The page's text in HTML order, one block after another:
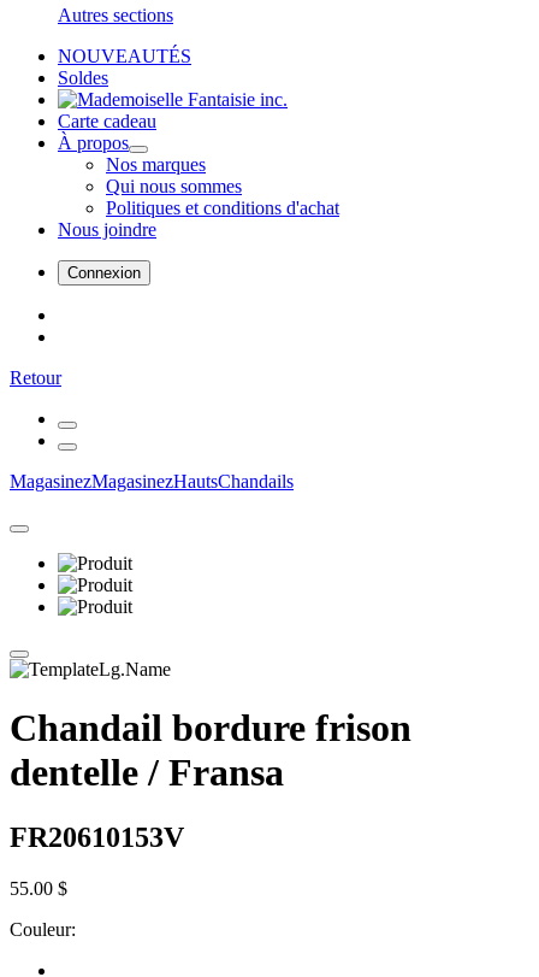
Autres sections
NOUVEAUTÉS
Soldes
Carte cadeau
À propos
Nos marques
Qui nous sommes
Politiques et conditions d'achat
Nous joindre
Connexion
Retour
MagasinezMagasinezHautsChandails
Chandail bordure frison
dentelle / Fransa
FR20610153V
55.00 $
Couleur: